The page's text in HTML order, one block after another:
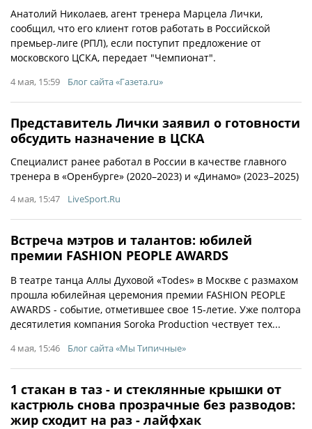
Анатолий Николаев, агент тренера Марцела Лички,
сообщил, что его клиент готов работать в Российской
премьер-лиге (РПЛ), если поступит предложение от
московского ЦСКА, передает "Чемпионат".
4 мая, 15:59 Блог сайта «Газета.ru»
Представитель Лички заявил о готовности
обсудить назначение в ЦСКА
Специалист ранее работал в России в качестве главного
тренера в «Оренбурге» (2020–2023) и «Динамо» (2023–2025)
4 мая, 15:47 LiveSport.Ru
Встреча мэтров и талантов: юбилей
премии FASHION PEOPLE AWARDS
В театре танца Аллы Духовой «Todes» в Москве с размахом
прошла юбилейная церемония премии FASHION PEOPLE
AWARDS - событие, отметившее свое 15‐летие. Уже полтора
десятилетия компания Soroka Production чествует тех...
4 мая, 15:46 Блог сайта «Мы Типичные»
1 стакан в таз - и стеклянные крышки от
кастрюль снова прозрачные без разводов:
жир сходит на раз - лайфхак